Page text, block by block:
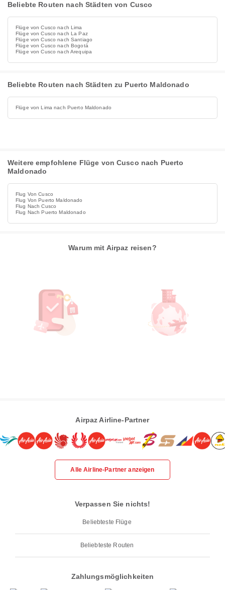
Beliebte Routen nach Städten von Cusco
Flüge von Cusco nach Lima
Flüge von Cusco nach La Paz
Flüge von Cusco nach Santiago
Flüge von Cusco nach Bogotá
Flüge von Cusco nach Arequipa
Beliebte Routen nach Städten zu Puerto Maldonado
Flüge von Lima nach Puerto Maldonado
Weitere empfohlene Flüge von Cusco nach Puerto
Maldonado
Flug Von Cusco
Flug Von Puerto Maldonado
Flug Nach Cusco
Flug Nach Puerto Maldonado
Warum mit Airpaz reisen?
Airpaz Airline-Partner
Alle Airline-Partner anzeigen
Verpassen Sie nichts!
Beliebteste Flüge
Beliebteste Routen
Zahlungsmöglichkeiten